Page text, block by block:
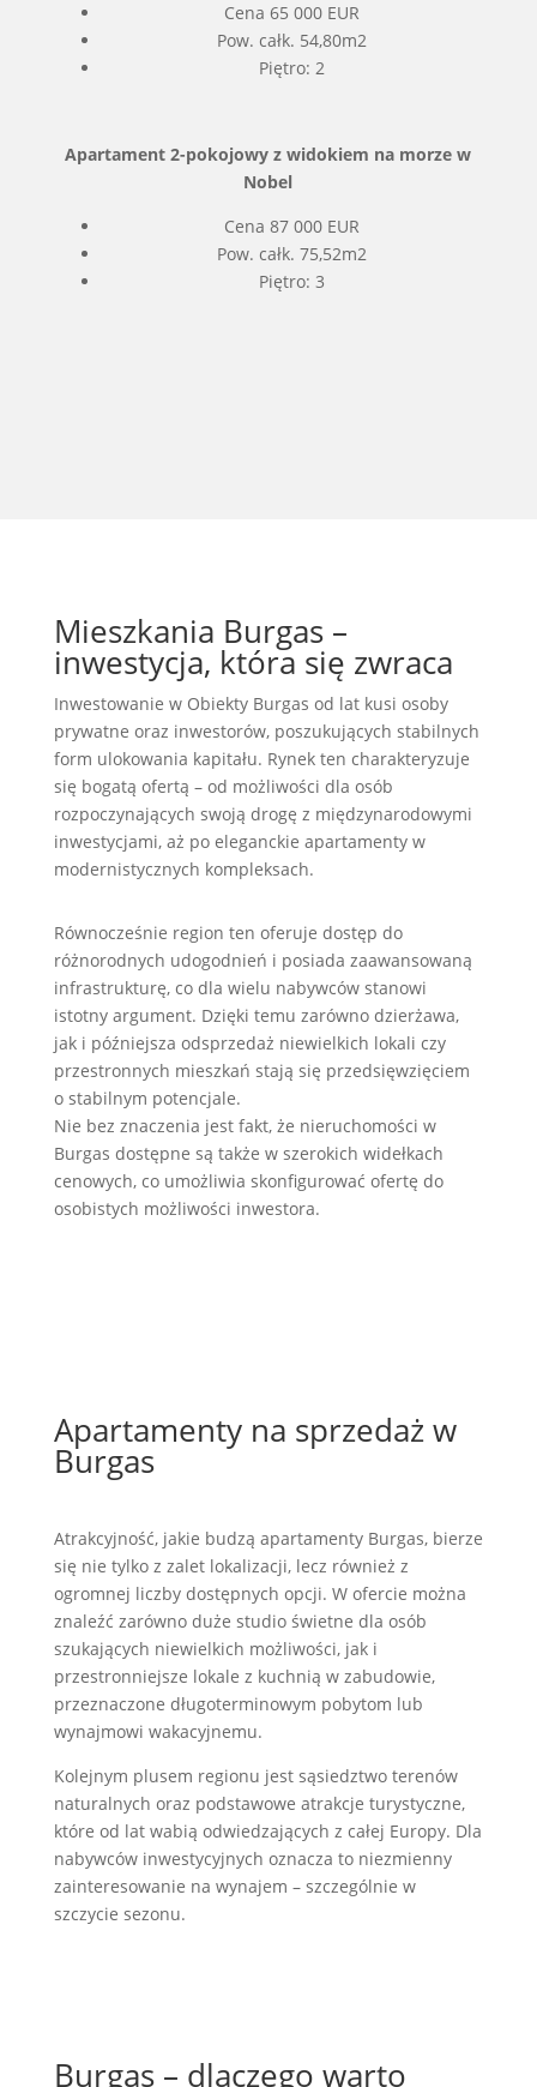
Cena 65 000 EUR
Pow. całk. 54,80m2
Piętro: 2
Apartament 2-pokojowy z widokiem na morze w
Nobel
Cena 87 000 EUR
Pow. całk. 75,52m2
Piętro: 3
Mieszkania Burgas –
inwestycja, która się zwra­ca
Inwestowanie w Obiekty Burgas od lat kusi osoby
prywatne oraz inwestorów, poszukujących stabilnych
form ulokowania kapitału. Rynek ten charakteryzuje
się bogatą ofertą – od możliwości dla osób
rozpoczynających swoją drogę z międzynarodowymi
inwestycjami, aż po eleganckie apartamenty w
modernistycznych kompleksach.
Równocześnie region ten oferuje dostęp do
różnorodnych udogodnień i posiada zaawansowaną
infrastrukturę, co dla wielu nabywców stanowi
istotny argument. Dzięki temu zarówno dzierżawa,
jak i późniejsza odsprzedaż niewielkich lokali czy
przestronnych mieszkań stają się przedsięwzięciem
o stabilnym potencjale.
Nie bez znaczenia jest fakt, że nieruchomości w
Burgas dostępne są także w szerokich widełkach
cenowych, co umożliwia skonfigurować ofertę do
osobistych możliwości inwestora.
Apartamenty na sprzedaż w
Burgas
Atrakcyjność, jakie budzą apartamenty Burgas, bierze
się nie tylko z zalet lokalizacji, lecz również z
ogromnej liczby dostępnych opcji. W ofercie można
znaleźć zarówno duże studio świetne dla osób
szukających niewielkich możliwości, jak i
przestronniejsze lokale z kuchnią w zabudowie,
przeznaczone długoterminowym pobytom lub
wynajmowi wakacyjnemu.
Kolejnym plusem regionu jest sąsiedztwo terenów
naturalnych oraz podstawowe atrakcje turystyczne,
które od lat wabią odwiedzających z całej Europy. Dla
nabywców inwestycyjnych oznacza to niezmienny
zainteresowanie na wynajem – szczególnie w
szczycie sezonu.
Burgas – dlaczego warto